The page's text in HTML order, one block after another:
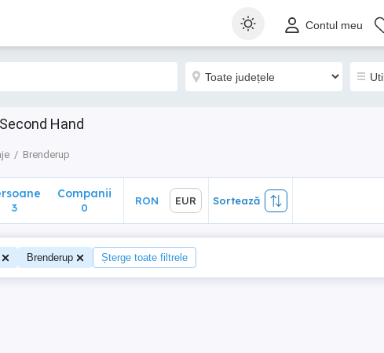
Contul meu
Hand
Brenderup
Sortează
3
Companii
0
RON EUR Sortează
Brenderup Șterge toate filtrele